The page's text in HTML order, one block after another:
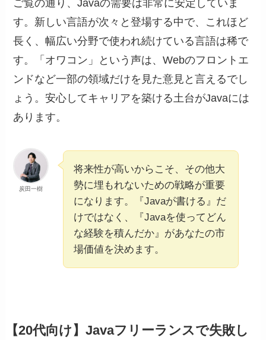
ご覧の通り、Javaの需要は非常に安定していま
す。新しい言語が次々と登場する中で、これほど
長く、幅広い分野で使われ続けている言語は稀で
す。「オワコン」という声は、Webのフロントエ
ンドなど一部の領域だけを見た意見と言えるでし
ょう。安心してキャリアを築ける土台がJavaには
あります。
炭田一樹
将来性が高いからこそ、その他大
勢に埋もれないための戦略が重要
になります。『Javaが書ける』だ
けではなく、『Javaを使ってどん
な経験を積んだか』があなたの市
場価値を決めます。
【20代向け】Javaフリーランスで失敗し